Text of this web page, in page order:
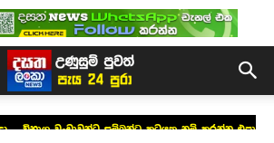
– විභාග වංචාවන්ට සම්බන්ධ කටයුතු නම් කරන්න එපා